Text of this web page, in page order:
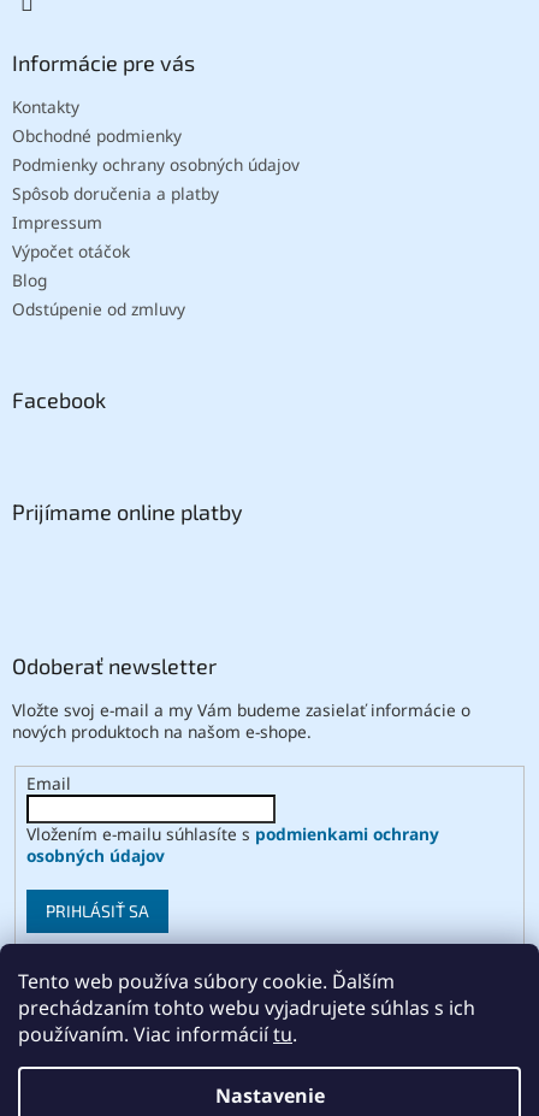
Tento web používa súbory cookie. Ďalším
prechádzaním tohto webu vyjadrujete súhlas s ich
používaním. Viac informáciítu.
Nastavenie
Informácie pre vás
Kontakty
Obchodné podmienky
Podmienky ochrany osobných údajov
Spôsob doručenia a platby
Impressum
Výpočet otáčok
Blog
Odstúpenie od zmluvy
Facebook
Prijímame online platby
Odoberať newsletter
Vložte svoj e-mail a my Vám budeme zasielať informácie o
nových produktoch na našom e-shope.
Email
Vložením e-mailu súhlasíte s podmienkami ochrany
osobných údajov
PRIHLÁSIŤ SA
Vytvoril Shoptet
ABSE. Všetky práva vyhradené.